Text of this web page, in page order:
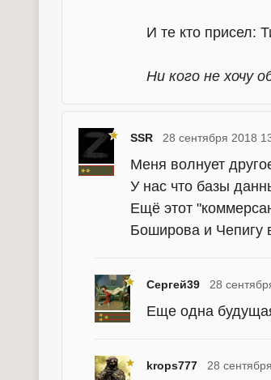
И те кто присел:
Ни кого не хочу
SSR 28 сентября 2018
Меня волнует
У нас что базы
Ещё этот
Боширова и Чепигу
Сергей39 28
Еще одна
krops777 28